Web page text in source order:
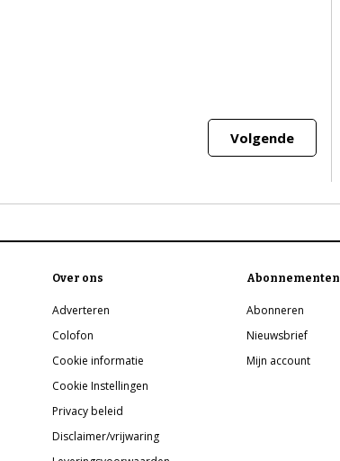
Volgende
Over ons
Adverteren
Colofon
Cookie informatie
Cookie Instellingen
Privacy beleid
Disclaimer/vrijwaring
Abonnementen
Abonneren
Nieuwsbrief
Mijn account